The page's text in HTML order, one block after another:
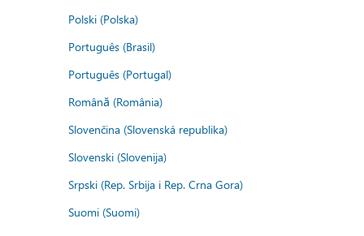
Polski (Polska)
Português (Brasil)
Português (Portugal)
Română (România)
Slovenčina (Slovenská republika)
Slovenski (Slovenija)
Srpski (Rep. Srbija i Rep. Crna Gora)
Suomi (Suomi)